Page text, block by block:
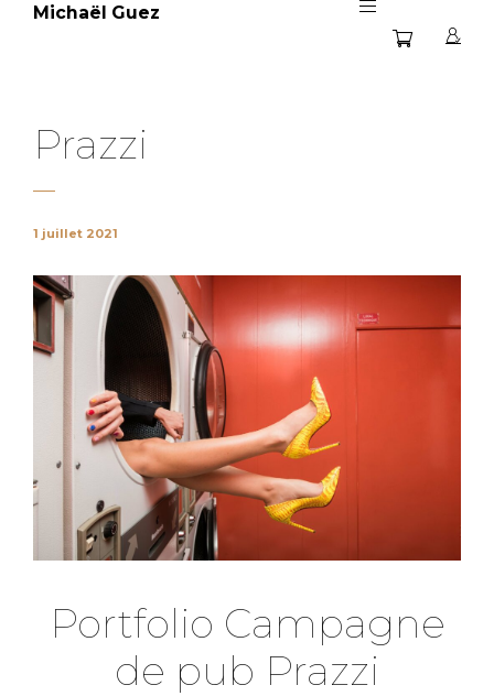
Michaël Guez
Prazzi
1 juillet 2021
Portfolio Campagne
de pub Prazzi